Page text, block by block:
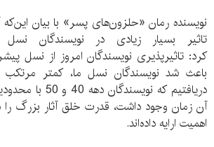
نویسنده رمان «حلزون‌های پسر» با بیان این‌که
تاثیر بسیار زیادی در نویسندگان نسل
کرد: تاثیرپذیری نویسندگان امروز از نسل
باعث شد نويسندگان نسل ما، کمتر مرتکب
دریافتیم که
آن زمان وجود داشت، قدرت خلق آثار بزرگ را
اهمیت ارایه داده‌اند.